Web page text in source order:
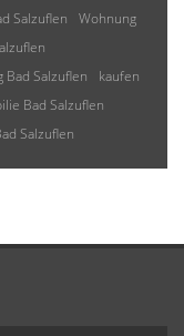
Salzuflen
Wohnung
Bad Salzuflen
kaufen
Bad Salzuflen
Salzuflen